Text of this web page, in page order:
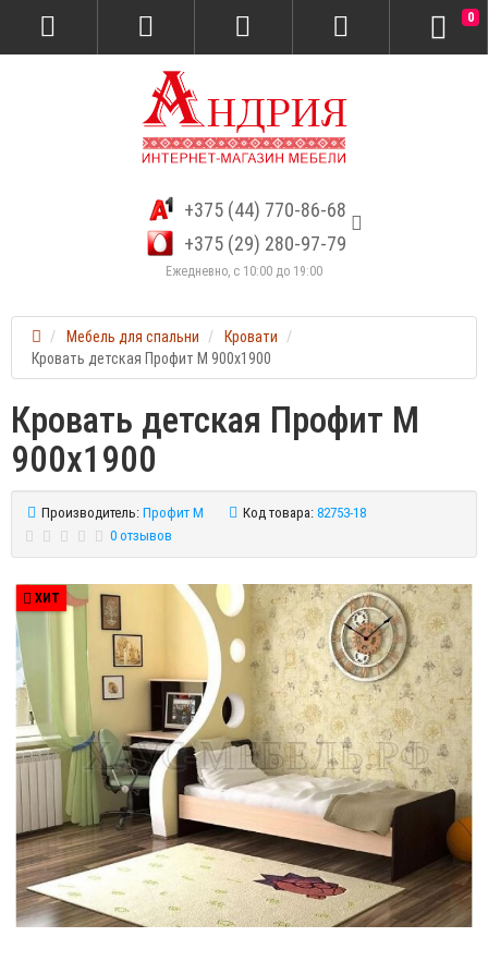
+375 (44) 770-86-68
+375 (29) 280-97-79
Ежедневно, с 10:00 до 19:00
0
Мебель для спальни
Кровати
Кровать детская Профит М 900х1900
Кровать детская Профит М
900х1900
Производитель: Профит М Код товара: 82753-18
0 отзывов
ХИТ